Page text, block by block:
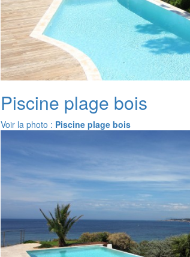
Piscine plage bois
Voir la photo : Piscine plage bois